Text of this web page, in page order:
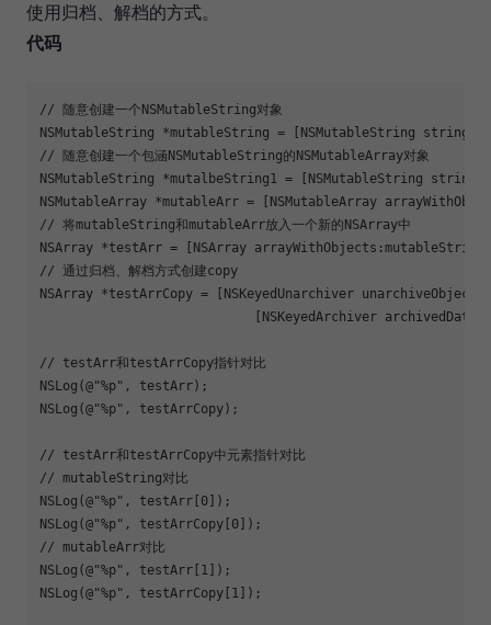
使用归档、解档的方式。
代码
// 随意创建一个NSMutableString对象
NSMutableString *mutableString = [NSMutableString
// 随意创建一个包涵NSMutableString的NSMutableArray对象
NSMutableString *mutalbeString1 = [NSMutableString
NSMutableArray *mutableArr = [NSMutableArray
// 将mutableString和mutableArr放入一个新的NSArray中
NSArray *testArr = [NSArray
// 通过归档、解档方式创建copy
NSArray *testArrCopy = [NSKeyedUnarchiver
[NSKeyedArchiver
// testArr和testArrCopy指针对比
NSLog(@"%p", testArr);
NSLog(@"%p", testArrCopy);
// testArr和testArrCopy中元素指针对比
// mutableString对比
NSLog(@"%p", testArr[0]);
NSLog(@"%p", testArrCopy[0]);
// mutableArr对比
NSLog(@"%p", testArr[1]);
NSLog(@"%p", testArrCopy[1]);